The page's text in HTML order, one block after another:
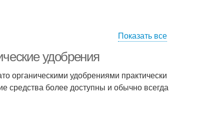
Показать все
удобрения
органическими удобрениями практически
средства более доступны и обычно всегда